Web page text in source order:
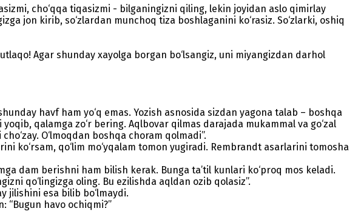
cho‘qqa tiqasizmi - bilganingizni qiling, lekin joyidan aslo qimirlay
jon kirib, so‘zlardan munchoq tiza boshlaganini ko‘rasiz. So‘zlarki, oshiq
Agar shunday xayolga borgan bo‘lsangiz, uni miyangizdan darhol
havf ham yo‘q emas. Yozish asnosida sizdan yagona talab – boshqa
qalamga zo‘r bering. Aqlbovar qilmas darajada mukammal va go‘zal
O‘lmoqdan boshqa choram qolmadi”.
ko‘rsam, qo‘lim mo‘yqalam tomon yugiradi. Rembrandt asarlarini tomosha
dam berishni ham bilish kerak. Bunga ta’til kunlari ko‘proq mos keladi.
qo‘lingizga oling. Bu ezilishda aqldan ozib qolasiz”.
jilishini esa bilib bo‘lmaydi.
“Bugun havo ochiqmi?”